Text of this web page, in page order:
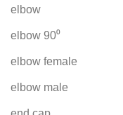
elbow
elbow 90⁰
elbow female
elbow male